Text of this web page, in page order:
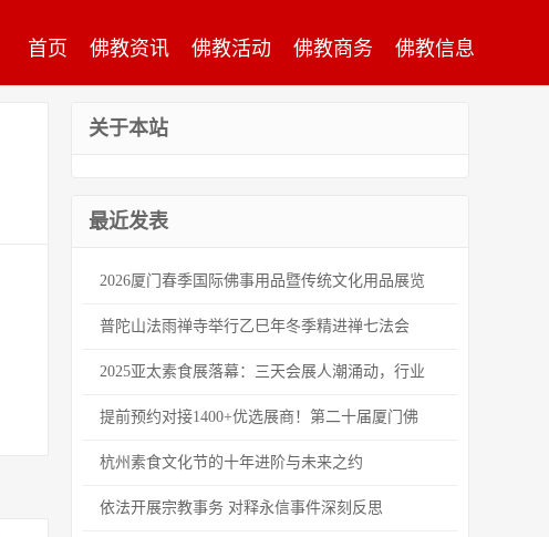
首页 佛教资讯 佛教活动 佛教商务 佛教信息
关于本站
最近发表
2026厦门春季国际佛事用品暨传统文化用品展览
普陀山法雨禅寺举行乙巳年冬季精进禅七法会
2025亚太素食展落幕：三天会展人潮涌动，行业
提前预约对接1400+优选展商！第二十届厦门佛
杭州素食文化节的十年进阶与未来之约
依法开展宗教事务 对释永信事件深刻反思